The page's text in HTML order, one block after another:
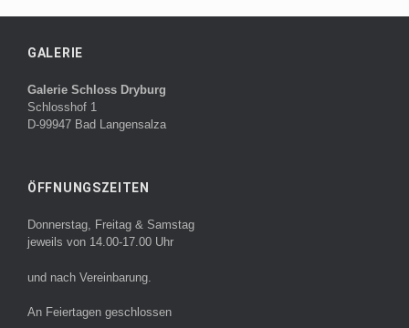
GALERIE
Galerie Schloss Dryburg
Schlosshof 1
D-99947 Bad Langensalza
ÖFFNUNGSZEITEN
Donnerstag, Freitag & Samstag
jeweils von 14.00-17.00 Uhr
und nach Vereinbarung.
An Feiertagen geschlossen